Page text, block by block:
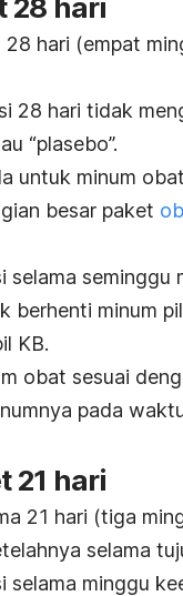
28 hari
28 hari (empat
28 hari tidak
“plasebo”.
untuk minum
besar paket
seminggu
berhenti minum
KB.
obat sesuai
pada
21 hari
21 hari (tiga
selama
selama minggu